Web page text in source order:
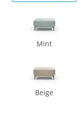
Mint
Beige